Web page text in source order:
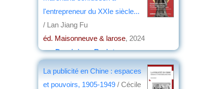
l'entrepreneur du XXIe siècle...
/ Lan Jiang Fu
éd. Maisonneuve & larose, 2024
parDominique Barjot
La publicité en Chine : espaces
et pouvoirs, 1905-1949 / Cécile